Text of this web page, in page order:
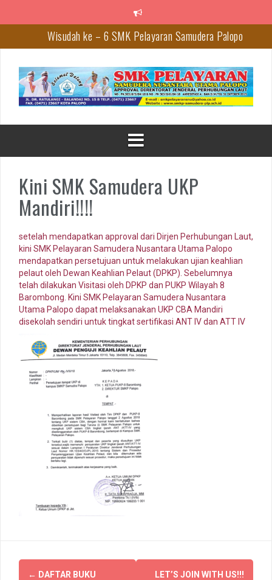
Wisudah ke – 6 SMK Pelayaran Samudera Palopo
2020
Tips Agar CV-mu Lebih Dilirik Perusahaan
INOVASI DI BIDANG TRANSPORTASI
Pengumumuan Kelulusan Siswa Tahun Pelajaran 2019/2020
Kini SMK Samudera UKP
Mandiri!!!!
setelah mendapatkan approval dari Dirjen Perhubungan Laut,
kini SMK Pelayaran Samudera Nusantara Utama Palopo
mendapatkan persetujuan untuk melakukan ujian keahlian
pelaut oleh Dewan Keahlian Pelaut (DPKP). Sebelumnya
telah dilakukan Visitasi oleh DPKP dan PUKP Wilayah 8
Barombong. Kini SMK Pelayaran Samudera Nusantara
Utama Palopo dapat melaksanakan UKP CBA Mandiri
disekolah sendiri untuk tingkat sertifikasi ANT IV dan ATT IV
Navigasi
← DAFTAR BUKU
LET’S JOIN WITH US!!!